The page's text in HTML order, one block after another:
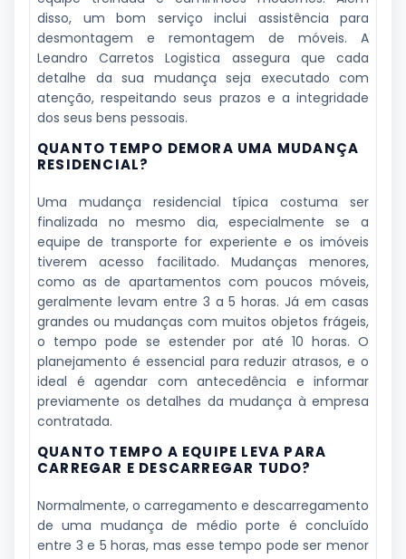
disso, um bom serviço inclui assistência para
desmontagem e remontagem de móveis. A
Leandro Carretos Logistica assegura que cada
detalhe da sua mudança seja executado com
atenção, respeitando seus prazos e a integridade
dos seus bens pessoais.
QUANTO TEMPO DEMORA UMA MUDANÇA
RESIDENCIAL?
Uma mudança residencial típica costuma ser
finalizada no mesmo dia, especialmente se a
equipe de transporte for experiente e os imóveis
tiverem acesso facilitado. Mudanças menores,
como as de apartamentos com poucos móveis,
geralmente levam entre 3 a 5 horas. Já em casas
grandes ou mudanças com muitos objetos frágeis,
o tempo pode se estender por até 10 horas. O
planejamento é essencial para reduzir atrasos, e o
ideal é agendar com antecedência e informar
previamente os detalhes da mudança à empresa
contratada.
QUANTO TEMPO A EQUIPE LEVA PARA
CARREGAR E DESCARREGAR TUDO?
Normalmente, o carregamento e descarregamento
de uma mudança de médio porte é concluído
entre 3 e 5 horas, mas esse tempo pode ser menor